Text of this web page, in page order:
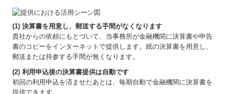
(1) 決算書を用意し、郵送する手間がなくなります
貴社からの依頼にもとづいて、当事務所が金融機関に決算書や申告
書のコピーをインターネットで提供します。紙の決算書を用意し、
郵送または持参する手間が無くなります。
(2) 利用申込後の決算書提供は自動です
初回の利用申込を済ませたあとは、毎期自動で金融機関に決算書を
提供できます。